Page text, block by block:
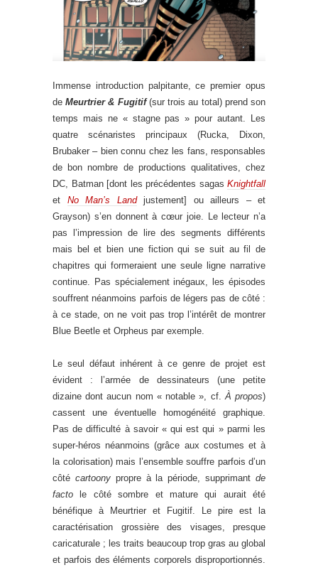
Immense introduction palpitante, ce premier opus
deMeurtrier & Fugitif(sur trois au total) prend son
temps mais ne « stagne pas » pour autant. Les
quatre scénaristes principaux (Rucka, Dixon,
Brubaker – bien connu chez les fans, responsables
de bon nombre de productions qualitatives, chez
DC, Batman [dont les précédentes sagas Knightfall
et No Man’s Landjustement] ou ailleurs – et
Grayson) s’en donnent à cœur joie. Le lecteur n’a
pas l’impression de lire des segments différents
mais bel et bien une fiction qui se suit au fil de
chapitres qui formeraient une seule ligne narrative
continue. Pas spécialement inégaux, les épisodes
souffrent néanmoins parfois de légers pas de côté :
à ce stade, on ne voit pas trop l’intérêt de montrer
Blue Beetle et Orpheus par exemple.
Le seul défaut inhérent à ce genre de projet est
évident : l’armée de dessinateurs (une petite
dizaine dont aucun nom « notable », cf.À propos)
cassent une éventuelle homogénéité graphique.
Pas de difficulté à savoir « qui est qui » parmi les
super-héros néanmoins (grâce aux costumes et à
la colorisation) mais l’ensemble souffre parfois d’un
côté cartoonypropre à la période, supprimantde
facto le côté sombre et mature qui aurait été
bénéfique à Meurtrier et Fugitif. Le pire est la
caractérisation grossière des visages, presque
caricaturale ; les traits beaucoup trop gras au global
et parfois des éléments corporels disproportionnés.